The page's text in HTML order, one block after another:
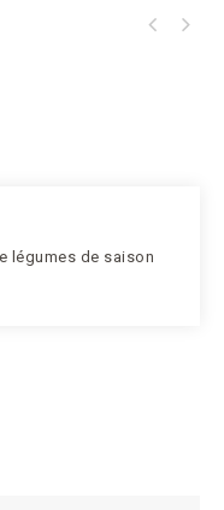
légumes de saison